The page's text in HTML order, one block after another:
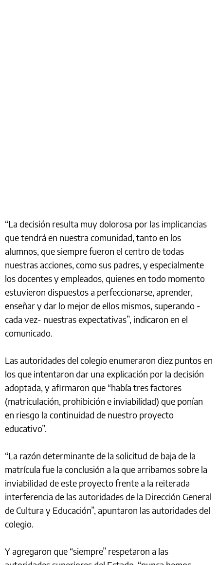
“La decisión resulta muy dolorosa por las implicancias
que tendrá en nuestra comunidad, tanto en los
alumnos, que siempre fueron el centro de todas
nuestras acciones, como sus padres, y especialmente
los docentes y empleados, quienes en todo momento
estuvieron dispuestos a perfeccionarse, aprender,
enseñar y dar lo mejor de ellos mismos, superando -
cada vez- nuestras expectativas”, indicaron en el
comunicado.
Las autoridades del colegio enumeraron diez puntos en
los que intentaron dar una explicación por la decisión
adoptada, y afirmaron que “había tres factores
(matriculación, prohibición e inviabilidad) que ponían
en riesgo la continuidad de nuestro proyecto
educativo”.
“La razón determinante de la solicitud de baja de la
matrícula fue la conclusión a la que arribamos sobre la
inviabilidad de este proyecto frente a la reiterada
interferencia de las autoridades de la Dirección General
de Cultura y Educación”, apuntaron las autoridades del
colegio.
Y agregaron que “siempre” respetaron a las